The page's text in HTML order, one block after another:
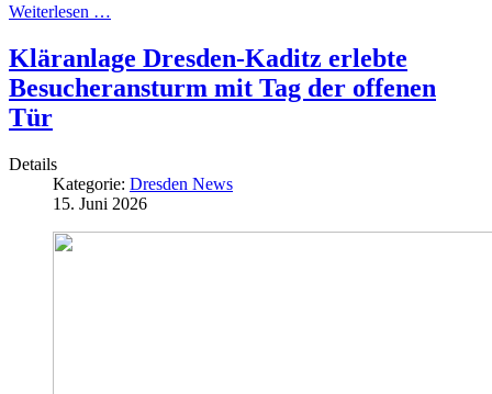
Weiterlesen …
Kläranlage Dresden-Kaditz erlebte
Besucheransturm mit Tag der offenen
Tür
Details
Kategorie: Dresden News
15. Juni 2026